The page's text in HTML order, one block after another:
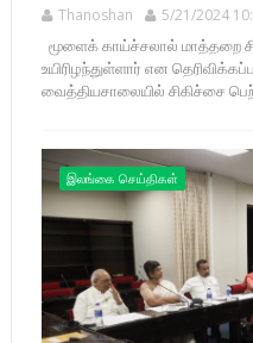
Thanoshan 5/21/2024
மூளைக் காய்ச்சலால் மாத்தறை
உயிரிழந்துள்ளார் என
வைத்தியசாலையில் சிகிச்சை
இலங்கை செய்திகள்